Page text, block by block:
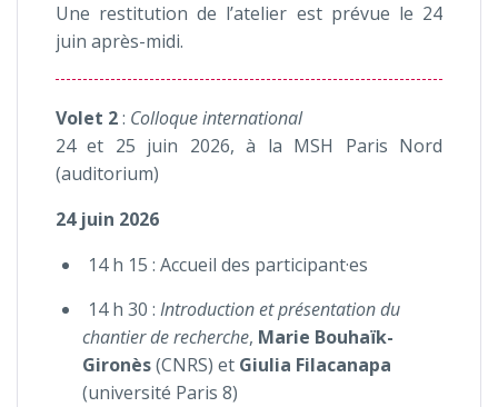
Une restitution de l’atelier est prévue le 24
juin après-midi.
Volet 2: Colloque international
24 et 25 juin 2026, à la MSH Paris Nord
(auditorium)
24 juin 2026
14 h 15 : Accueil des participant·es
14 h 30 :Introduction et présentation du
chantier de recherche, Marie Bouhaïk-
Gironès(CNRS) et Giulia Filacanapa
(université Paris 8)